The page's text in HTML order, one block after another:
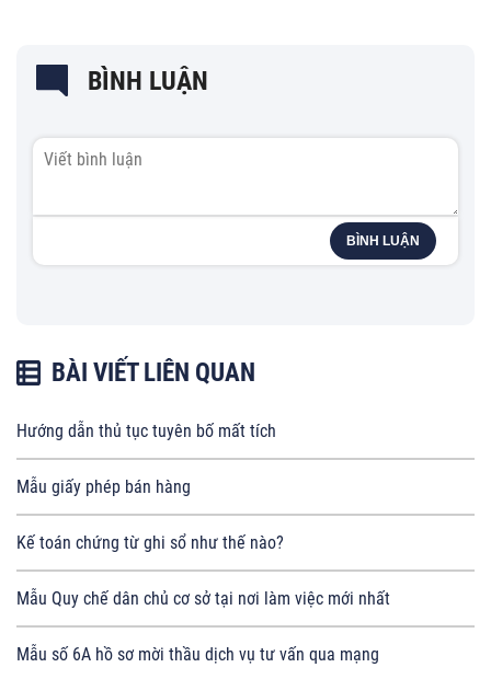
BÌNH LUẬN
BÌNH LUẬN
BÀI VIẾT LIÊN QUAN
Hướng dẫn thủ tục tuyên bố mất tích
Mẫu giấy phép bán hàng
Kế toán chứng từ ghi sổ như thế nào?
Mẫu Quy chế dân chủ cơ sở tại nơi làm việc mới nhất
Mẫu số 6A hồ sơ mời thầu dịch vụ tư vấn qua mạng